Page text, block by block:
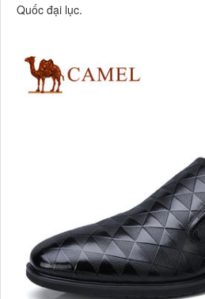
Quốc đại lục.